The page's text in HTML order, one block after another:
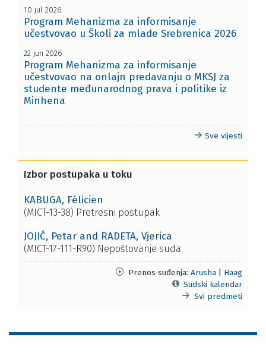
10 jul 2026
Program Mehanizma za informisanje
učestvovao u Školi za mlade Srebrenica 2026
22 jun 2026
Program Mehanizma za informisanje
učestvovao na onlajn predavanju o MKSJ za
studente međunarodnog prava i politike iz
Minhena
Sve vijesti
Izbor postupaka u toku
KABUGA, Félicien
(MICT-13-38) Pretresni postupak
JOJIĆ, Petar and RADETA, Vjerica
(MICT-17-111-R90) Nepoštovanje suda
Prenos suđenja: Arusha
Haag
Sudski kalendar
Svi predmeti